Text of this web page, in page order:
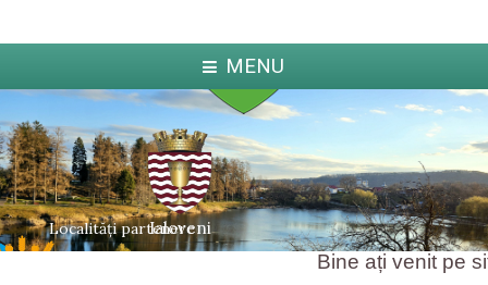
MENU
Localități partenere
Ialoveni
Bine ați venit pe